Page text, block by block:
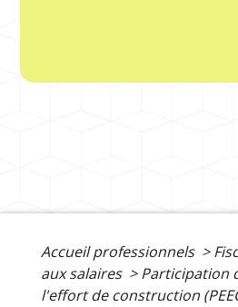
Accueil professionnels >
aux salaires > Participation
l'effort de construction